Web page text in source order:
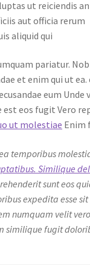
ut reiciendis
aut officia rerum
aliquid qui
pariatur.
et enim qui ut
eum Unde
est eos fugit Vero
ut molestiae Enim
temporibus
Similique
sunt eos
expedita esse
numquam velit
similique fugit